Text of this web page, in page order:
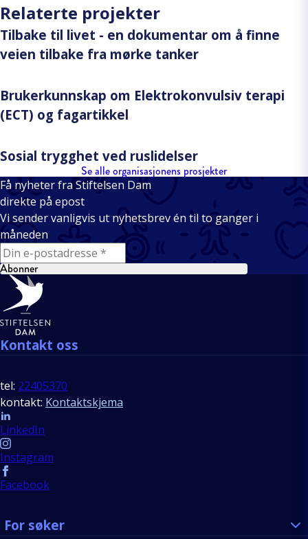
Relaterte projekter
Tilbake til livet - en dokumentar om å finne
veien tilbake fra mørke tanker
Brukerkunnskap om Elektrokonvulsiv terapi
(ECT) og fagartikkel
Sosial trygghet ved ruslidelser
Se alle organisasjonens prosjekter
Få nyheter fra Stiftelsen Dam
direkte på epost
Vi sender vanligvis ut nyhetsbrev én til to ganger i
måneden
E-mail
Abonner
Bunntekst
Kontakt oss
tel: 22405370
kontakt: Kontaktskjema
Follow us
LinkedIn
Instagram
Facebook
For søker